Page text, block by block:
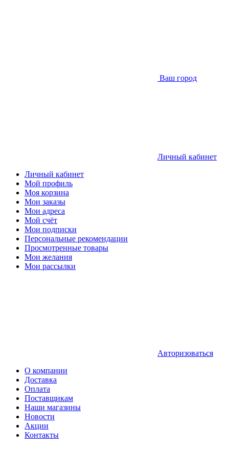
Ваш город
Личный кабинет
Личный кабинет
Мой профиль
Моя корзина
Мои заказы
Мои адреса
Мой счёт
Мои подписки
Персональные рекомендации
Просмотренные товары
Мои желания
Мои рассылки
Авторизоваться
О компании
Доставка
Оплата
Поставщикам
Наши магазины
Новости
Акции
Контакты